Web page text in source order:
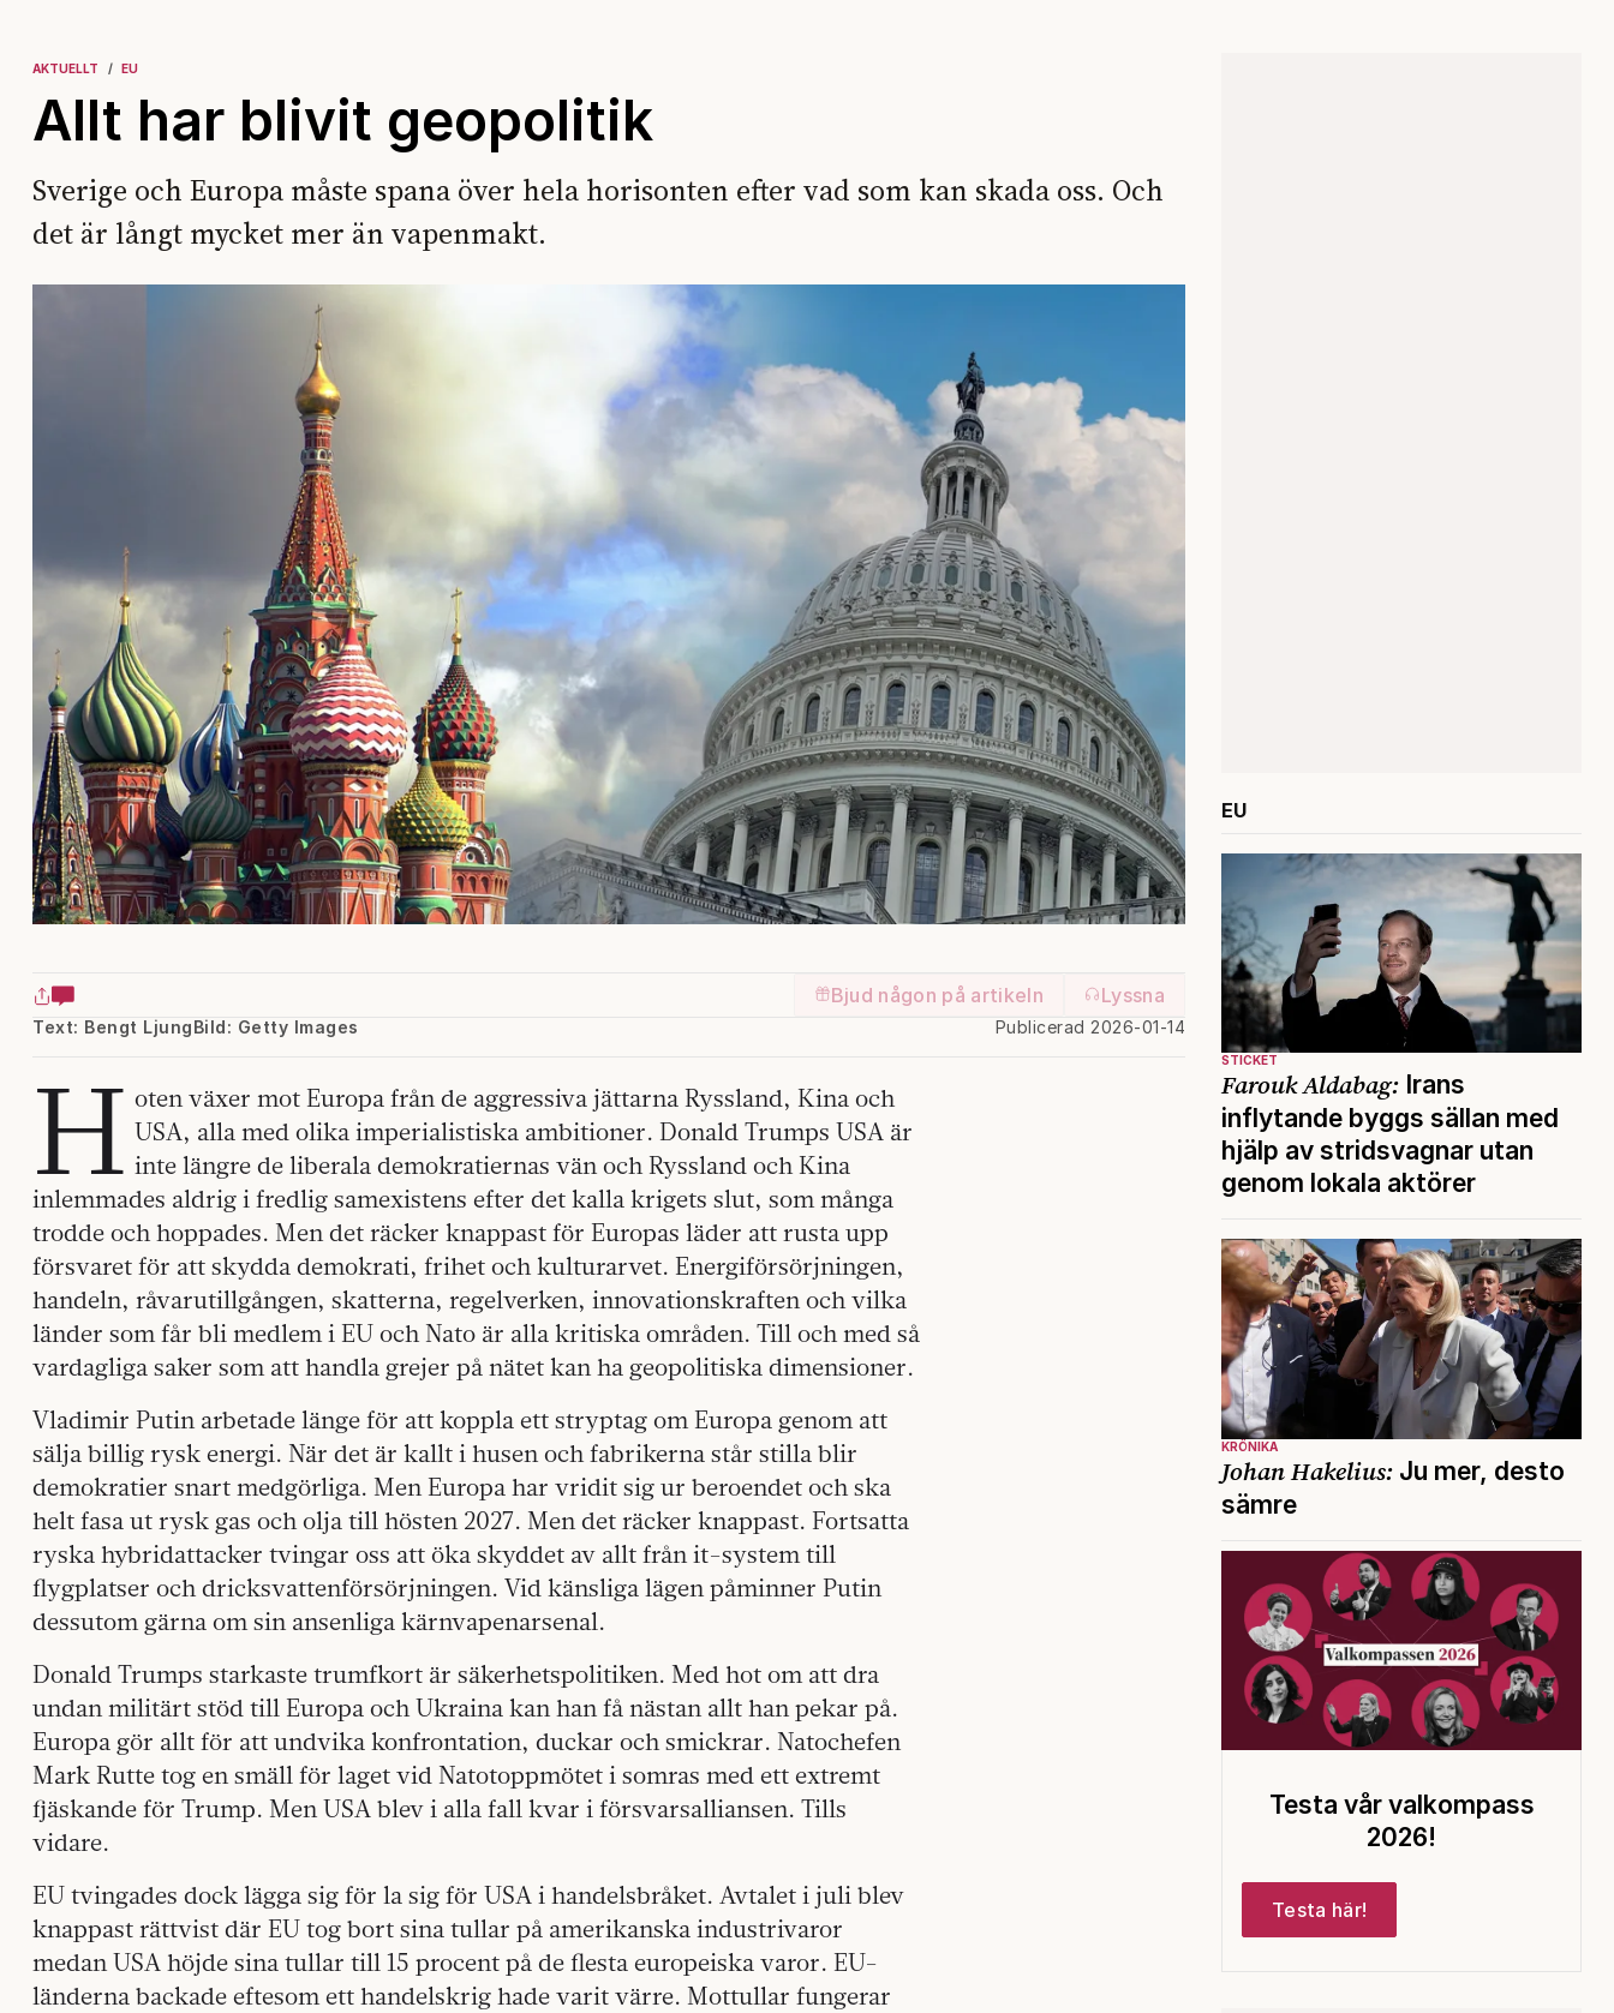
AKTUELLT EU
Allt har blivit geopolitik
Sverige och Europa måste spana över hela horisonten efter vad som kan skada oss. Och
det är långt mycket mer än vapenmakt.
Bjud någon på artikeln Lyssna
Text: Bengt Ljung Publicerad 2026-01-14
Bild: Getty Images
H oten växer mot Europa från de aggressiva jättarna Ryssland, Kina och
USA, alla med olika imperialistiska ambitioner. Donald Trumps USA är
inte längre de liberala demokratiernas vän och Ryssland och Kina
inlemmades aldrig i fredlig samexistens efter det kalla krigets slut, som många
trodde och hoppades. Men det räcker knappast för Europas läder att rusta upp
försvaret för att skydda demokrati, frihet och kulturarvet. Energiförsörjningen,
handeln, råvarutillgången, skatterna, regelverken, innovationskraften och vilka
länder som får bli medlem i EU och Nato är alla kritiska områden. Till och med så
vardagliga saker som att handla grejer på nätet kan ha geopolitiska dimensioner.
Vladimir Putin arbetade länge för att koppla ett stryptag om Europa genom att
sälja billig rysk energi. När det är kallt i husen och fabrikerna står stilla blir
demokratier snart medgörliga. Men Europa har vridit sig ur beroendet och ska
helt fasa ut rysk gas och olja till hösten 2027. Men det räcker knappast. Fortsatta
ryska hybridattacker tvingar oss att öka skyddet av allt från it-system till
flygplatser och dricksvattenförsörjningen. Vid känsliga lägen påminner Putin
dessutom gärna om sin ansenliga kärnvapenarsenal.
Donald Trumps starkaste trumfkort är säkerhetspolitiken. Med hot om att dra
undan militärt stöd till Europa och Ukraina kan han få nästan allt han pekar på.
Europa gör allt för att undvika konfrontation, duckar och smickrar. Natochefen
Mark Rutte tog en smäll för laget vid Natotoppmötet i somras med ett extremt
fjäskande för Trump. Men USA blev i alla fall kvar i försvarsalliansen. Tills
vidare.
EU tvingades dock lägga sig för la sig för USA i handelsbråket. Avtalet i juli blev
knappast rättvist där EU tog bort sina tullar på amerikanska industrivaror
medan USA höjde sina tullar till 15 procent på de flesta europeiska varor. EU-
länderna backade eftesom ett handelskrig hade varit värre. Mottullar fungerar
EU
STICKET
Farouk Aldabag: Irans
inflytande byggs sällan med
hjälp av stridsvagnar utan
genom lokala aktörer
KRÖNIKA
Johan Hakelius: Ju mer, desto
sämre
Testa vår valkompass
2026!
Testa här!